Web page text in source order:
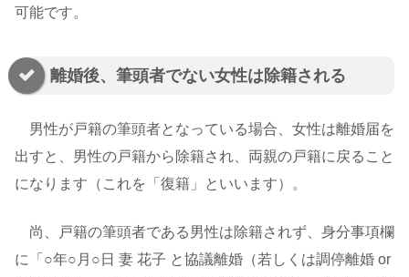
可能です。
離婚後、筆頭者でない女性は除籍される
男性が戸籍の筆頭者となっている場合、女性は離婚届を
出すと、男性の戸籍から除籍され、両親の戸籍に戻ること
になります（これを「復籍」といいます）。
尚、戸籍の筆頭者である男性は除籍されず、身分事項欄
に「○年○月○日 妻 花子 と協議離婚（若しくは調停離婚 or